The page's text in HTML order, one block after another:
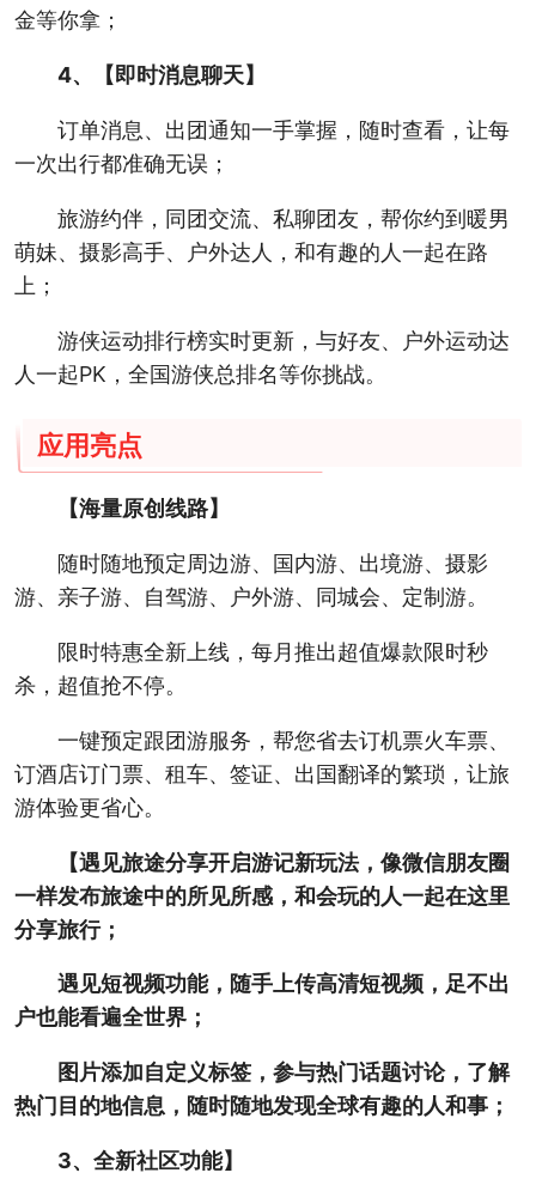
金等你拿；
4、【即时消息聊天】
订单消息、出团通知一手掌握，随时查看，让每
一次出行都准确无误；
旅游约伴，同团交流、私聊团友，帮你约到暖男
萌妹、摄影高手、户外达人，和有趣的人一起在路
上；
游侠运动排行榜实时更新，与好友、户外运动达
人一起PK，全国游侠总排名等你挑战。
应用亮点
【海量原创线路】
随时随地预定周边游、国内游、出境游、摄影
游、亲子游、自驾游、户外游、同城会、定制游。
限时特惠全新上线，每月推出超值爆款限时秒
杀，超值抢不停。
一键预定跟团游服务，帮您省去订机票火车票、
订酒店订门票、租车、签证、出国翻译的繁琐，让旅
游体验更省心。
【遇见旅途分享开启游记新玩法，像微信朋友圈
一样发布旅途中的所见所感，和会玩的人一起在这里
分享旅行；
遇见短视频功能，随手上传高清短视频，足不出
户也能看遍全世界；
图片添加自定义标签，参与热门话题讨论，了解
热门目的地信息，随时随地发现全球有趣的人和事；
3、全新社区功能】